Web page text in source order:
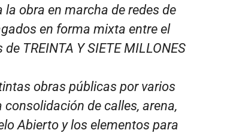
obra en marcha de redes de
en forma mixta entre el
TREINTA Y SIETE MILLONES
obras públicas por varios
de calles, arena,
Abierto y los elementos para